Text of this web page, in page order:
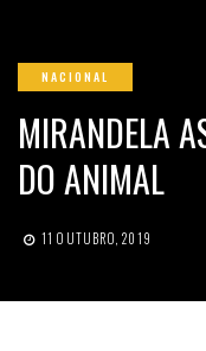
NACIONAL
MIRANDELA
DO ANIMAL
11 OUTUBRO, 2019